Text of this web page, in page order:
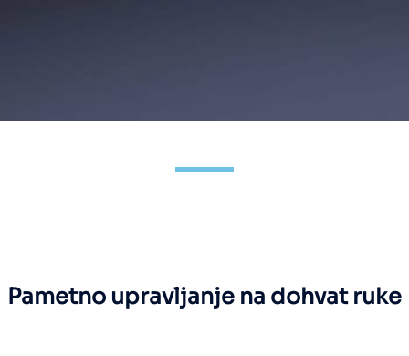
Pametno upravljanje na dohvat ruke